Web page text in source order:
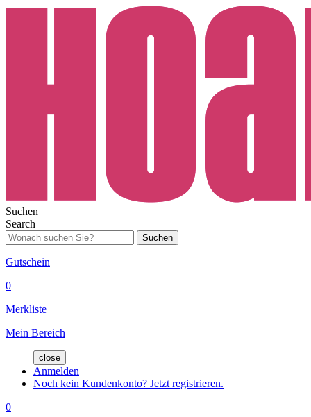
Suchen
Search
Suchen
Gutschein
0
Merkliste
Mein Bereich
close
Anmelden
Noch kein Kundenkonto? Jetzt registrieren.
0